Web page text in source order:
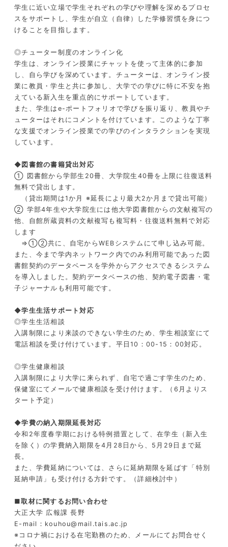
学生に近い立場で学生それぞれの学びや理解を深めるプロセ
スをサポートし、学生が自立（自律）した学修習慣を身につ
けることを目指します。
◎チューター制度のオンライン化
学生は、オンライン授業にチャットを使って主体的に参加
し、自ら学びを深めています。チューターは、オンライン授
業に教員・学生と共に参加し、大学での学びに特に不安を抱
えている新入生を重点的にサポートしています。
また、学生はe-ポートフォリオで学びを振り返り、教員やチ
ューターはそれにコメントを付けています。このような丁寧
な支援でオンライン授業での学びのインタラクションを実現
しています。
◆図書館の書籍貸出対応
① 図書館から学部生20冊、大学院生40冊を上限に往復送料
無料で貸出します。
（貸出期間は1か月 ※延長により最大2か月まで貸出可能）
② 学部4年生や大学院生には他大学図書館からの文献複写の
他、自館所蔵資料の文献複写も複写料・往復送料無料で対応
します
⇒①②共に、自宅からWEBシステムにて申し込み可能。
また、今まで学内ネットワーク内でのみ利用可能であった図
書館契約のデータベースを学外からアクセスできるシステム
を導入しました。契約データベースの他、契約電子図書・電
子ジャーナルも利用可能です。
◆学生生活サポート対応
◎学生生活相談
入講制限により来談のできない学生のため、学生相談室にて
電話相談を受け付けています。平日10：00-15：00対応。
◎学生健康相談
入講制限により大学に来られず、自宅で過ごす学生のため、
保健室にてメールで健康相談を受け付けます。（6月よりス
タート予定）
◆学費の納入期限延長対応
令和2年度春学期における特例措置として、在学生（新入生
を除く）の学費納入期限を4月28日から、5月29日まで延
長。
また、学費延納については、さらに延納期限を延ばす「特別
延納申請」も受け付ける方針です。（詳細検討中）
■取材に関するお問い合わせ
大正大学 広報課 長野
E-mail：kouhou@mail.tais.ac.jp
※コロナ禍における在宅勤務のため、メールにてお問合せく